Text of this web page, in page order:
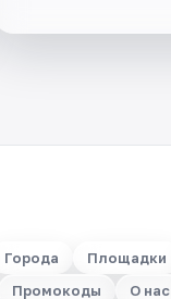
Города Площадки
Промокоды О нас